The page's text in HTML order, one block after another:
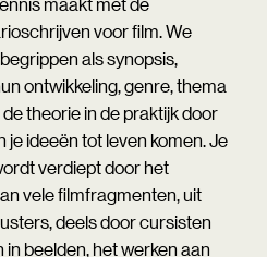
voor film. We
als synopsis,
ontwikkeling, genre, thema
theorie in de praktijk door
ideeën tot leven komen. Je
verdiept door het
vele filmfragmenten, uit
deels door cursisten
beelden, het werken aan